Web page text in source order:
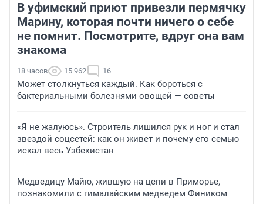
В уфимский приют привезли пермячку
Марину, которая почти ничего о себе
не помнит. Посмотрите, вдруг она вам
знакома
18 часов 15 962 16
Может столкнуться каждый. Как бороться с
бактериальными болезнями овощей — советы
«Я не жалуюсь». Строитель лишился рук и ног и стал
звездой соцсетей: как он живет и почему его семью
искал весь Узбекистан
Медведицу Майю, жившую на цепи в Приморье,
познакомили с гималайским медведем Фиником